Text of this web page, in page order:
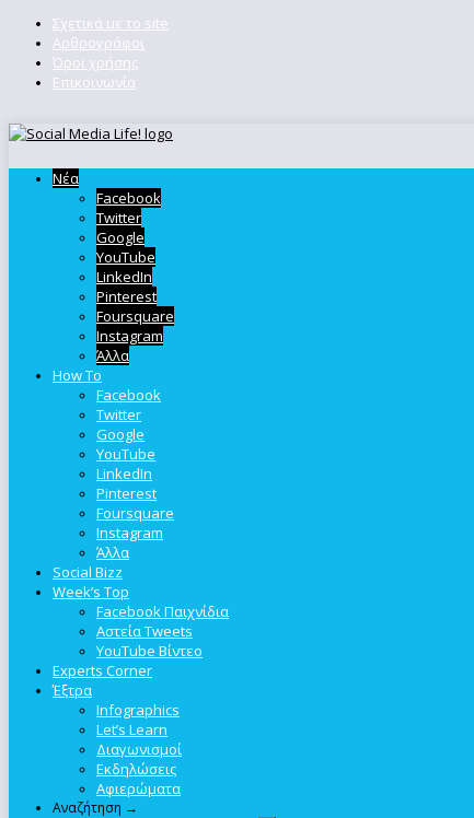
Σχετικά με το site
Αρθρογράφοι
Όροι χρήσης
Επικοινωνία
Νέα
Facebook
Twitter
Google
YouTube
LinkedIn
Pinterest
Foursquare
Instagram
Άλλα
How To
Facebook
Twitter
Google
YouTube
LinkedIn
Pinterest
Foursquare
Instagram
Άλλα
Social Bizz
Week’s Top
Facebook Παιχνίδια
Αστεία Tweets
YouTube Βίντεο
Experts Corner
Έξτρα
Infographics
Let’s Learn
Διαγωνισμοί
Εκδηλώσεις
Αφιερώματα
Αναζήτηση →